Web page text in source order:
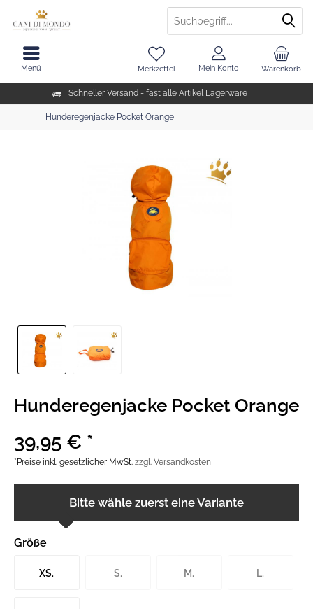
Schneller Versand - fast alle Artikel Lagerware
Warenkorb
Merkzettel Mein Konto
Menü
Hunderegenjacke Pocket Orange
Hunderegenjacke Pocket Orange
39,95 € *
*Preise inkl. gesetzlicher MwSt. zzgl. Versandkosten
Bitte wähle zuerst eine Variante
Größe
XS. S. M. L.